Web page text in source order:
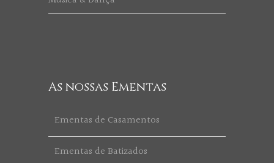
As nossas Ementas
Ementas de Casamentos
Ementas de Batizados